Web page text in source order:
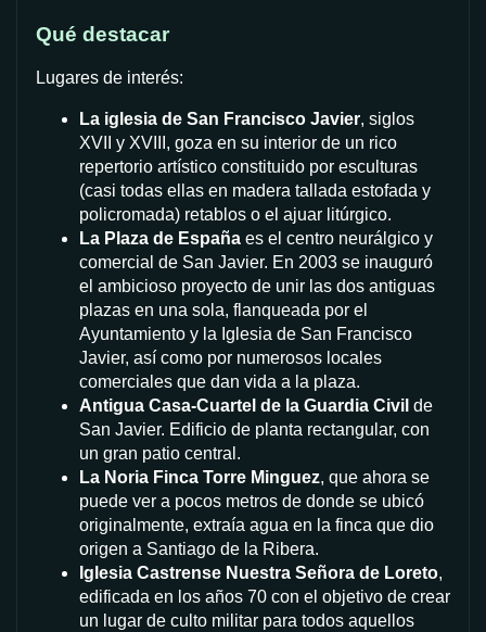
Qué destacar
Lugares de interés:
La iglesia de San Francisco Javier, siglos
XVII y XVIII, goza en su interior de un rico
repertorio artístico constituido por esculturas
(casi todas ellas en madera tallada estofada y
policromada) retablos o el ajuar litúrgico.
La Plaza de España es el centro neurálgico y
comercial de San Javier. En 2003 se inauguró
el ambicioso proyecto de unir las dos antiguas
plazas en una sola, flanqueada por el
Ayuntamiento y la Iglesia de San Francisco
Javier, así como por numerosos locales
comerciales que dan vida a la plaza.
Antigua Casa-Cuartel de la Guardia Civil de
San Javier. Edificio de planta rectangular, con
un gran patio central.
La Noria Finca Torre Minguez, que ahora se
puede ver a pocos metros de donde se ubicó
originalmente, extraía agua en la finca que dio
origen a Santiago de la Ribera.
Iglesia Castrense Nuestra Señora de Loreto,
edificada en los años 70 con el objetivo de crear
un lugar de culto militar para todos aquellos